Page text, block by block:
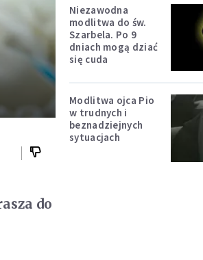
do
Niezawodna
modlitwa do św.
Szarbela. Po 9
dniach mogą dziać
się cuda
Modlitwa ojca Pio
w trudnych i
beznadziejnych
sytuacjach